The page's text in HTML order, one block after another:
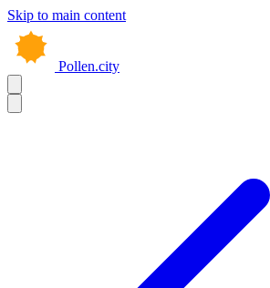
Skip to main content
Pollen.city